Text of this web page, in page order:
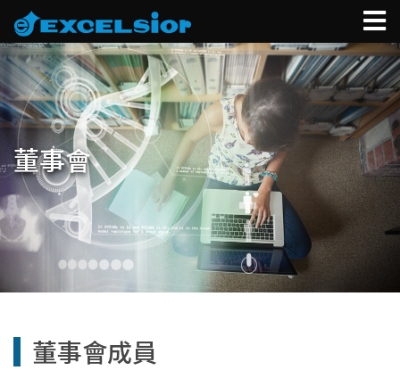
關於科懋
新聞中心
生技事業
產品列表
永續發展
投資人關係
健康照護
董事會
董事會成員